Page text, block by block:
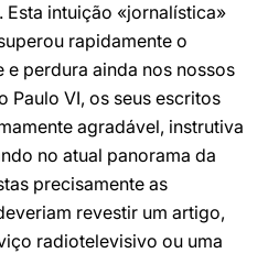
intuição «jornalística»
rapidamente o
perdura ainda nos nossos
Paulo VI, os seus escritos
agradável, instrutiva
no atual panorama da
precisamente as
revestir um artigo,
radiotelevisivo ou uma